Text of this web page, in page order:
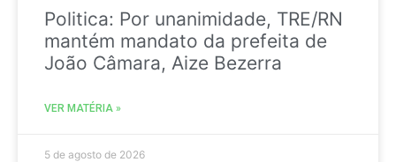
Politica: Por unanimidade, TRE/RN
mantém mandato da prefeita de
João Câmara, Aize Bezerra
VER MATÉRIA »
5 de agosto de 2026